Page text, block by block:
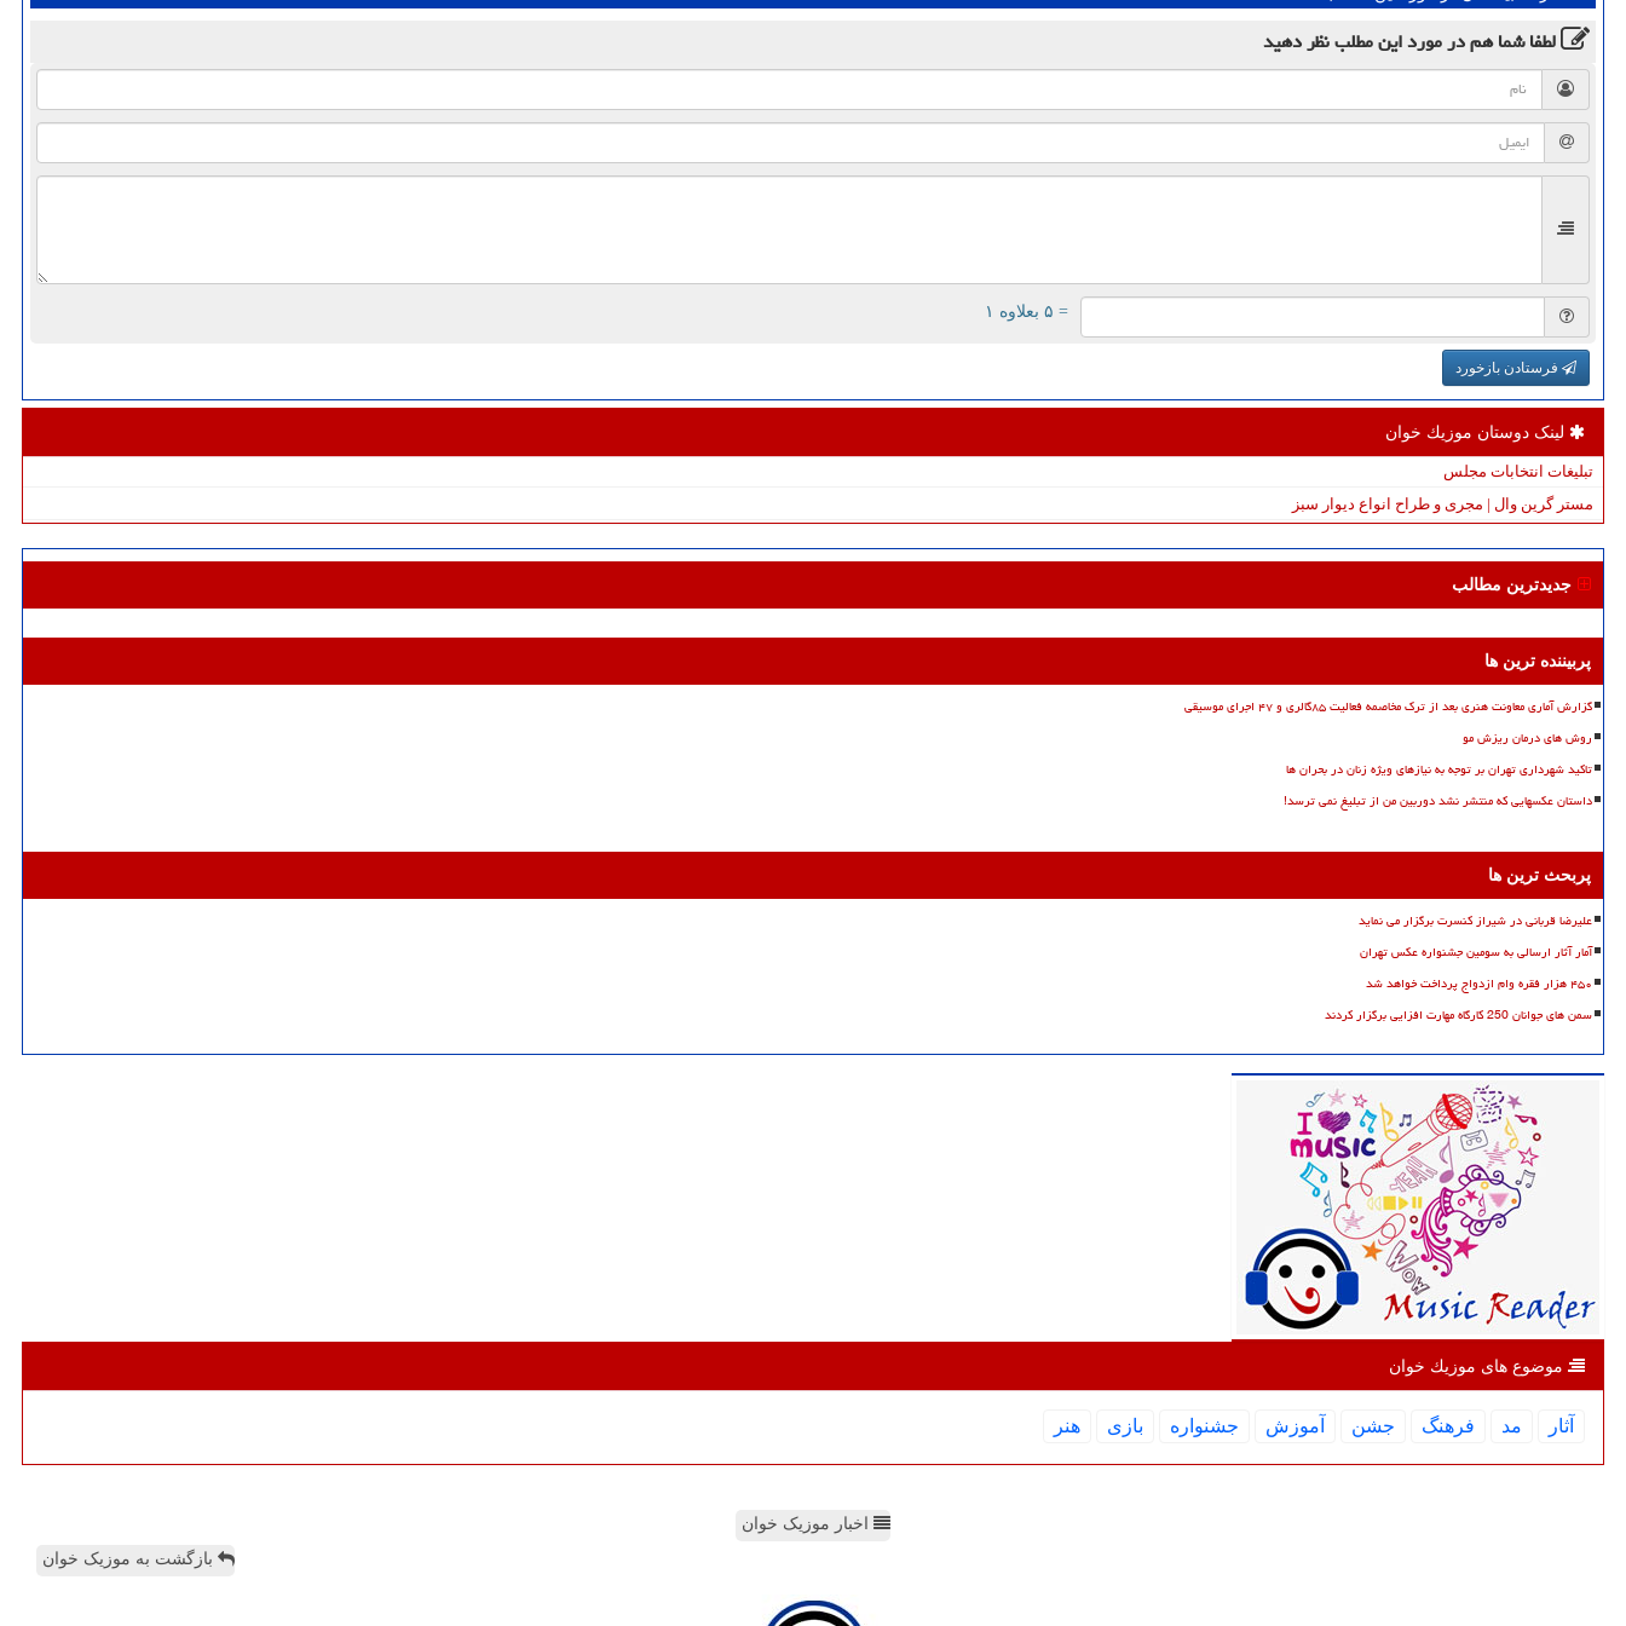
لطفا شما همدر مورد این مطلبنظر دهید
= ۵ بعلاوه ۱
فرستادن بازخورد
لینک دوستان موزیك خوان
تبلیغات انتخابات مجلس
مستر گرین وال | مجری و طراح انواع دیوار سبز
جدیدترین مطالب
پربیننده ترین ها
گزارش آماری معاونت هنری بعد از ترک مخاصمه فعالیت ۸۵گالری و ۴۷ اجرای موسیقی
روش های درمان ریزش مو
تاکید شهرداری تهران بر توجه به نیازهای ویژه زنان در بحران ها
داستان عکسهایی که منتشر نشد دوربین من از تبلیغ نمی ترسد!
پربحث ترین ها
علیرضا قربانی در شیراز کنسرت برگزار می نماید
آمار آثار ارسالی به سومین جشنواره عکس تهران
۴۵۰ هزار فقره وام ازدواج پرداخت خواهد شد
سمن های جوانان 250 کارگاه مهارت افزایی برگزار کردند
موضوع های موزیك خوان
آثار مد فرهنگ جشن آموزش جشنواره بازی هنر
اخبار موزیک خوان
بازگشت به موزیک خوان